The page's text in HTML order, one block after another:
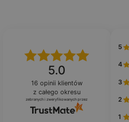
5.0
16 opinii klientów
z całego okresu
zebranych i zweryfikowanych przez
5
4
3
2
1